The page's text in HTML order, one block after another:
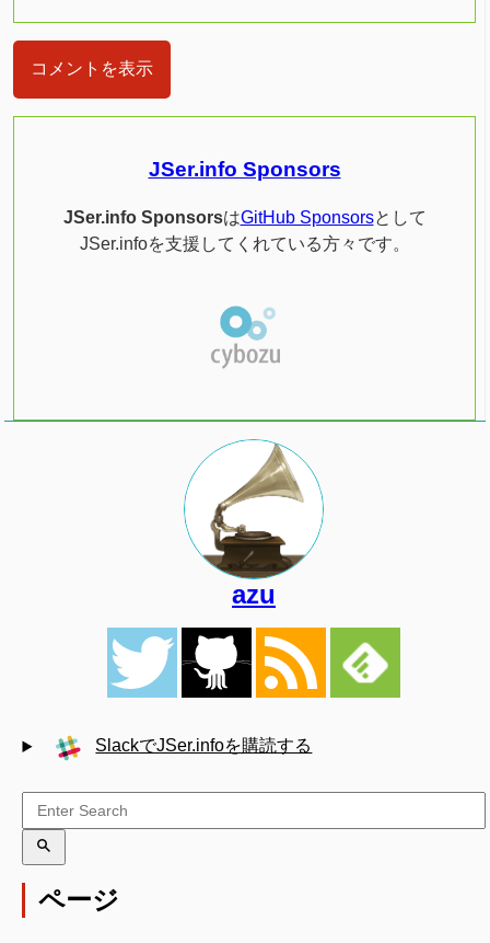
コメントを表示
JSer.info Sponsors
JSer.info SponsorsはGitHub Sponsorsとして
JSer.infoを支援してくれている方々です。
azu
SlackでJSer.infoを購読する
ページ